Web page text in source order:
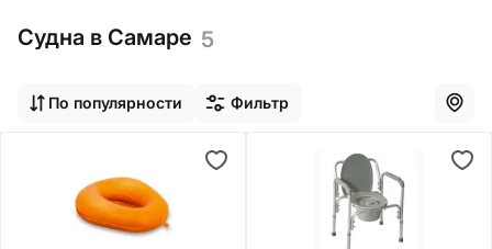
Судна в Самаре 5
По популярности Фильтр